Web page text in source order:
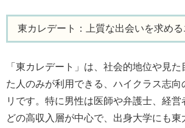
東カレデート：上質な出会いを求め
「東カレデート」は、社会的地位や見
た人のみが利用できる、ハイクラス志向
リです。特に男性は医師や弁護士、経営
どの高収入層が中心で、出身大学にも東